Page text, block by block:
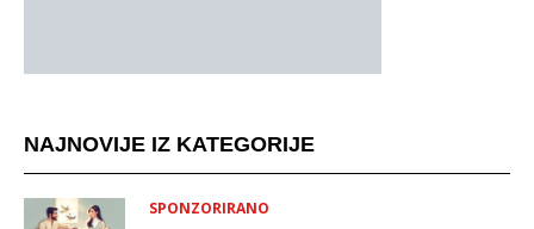
NAJNOVIJE IZ KATEGORIJE
SPONZORIRANO